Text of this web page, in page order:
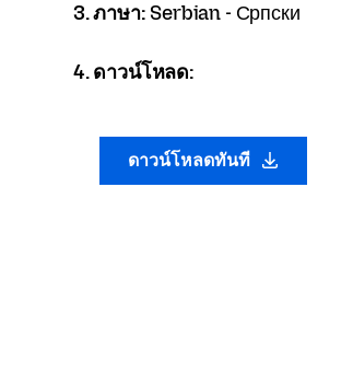
3. ภาษา: Serbian - Српски
4. ดาวน์โหลด:
ดาวน์โหลดทันที